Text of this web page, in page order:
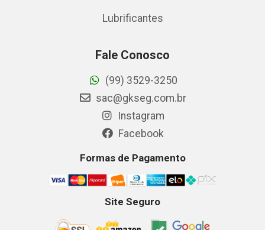
Lubrificantes
Fale Conosco
(99) 3529-3250
sac@gkseg.com.br
Instagram
Facebook
Formas de Pagamento
Site Seguro